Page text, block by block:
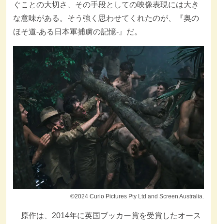
ぐことの大切さ、その手段としての映像表現には大き
な意味がある。そう強く思わせてくれたのが、『奥の
ほそ道-ある日本軍捕虜の記憶-』だ。
©2024 Curio Pictures Pty Ltd and Screen Australia.
原作は、2014年に英国ブッカー賞を受賞したオース